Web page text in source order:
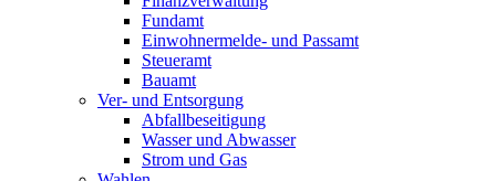
Fundamt
Einwohnermelde- und Passamt
Steueramt
Bauamt
Ver- und Entsorgung
Abfallbeseitigung
Wasser und Abwasser
Strom und Gas